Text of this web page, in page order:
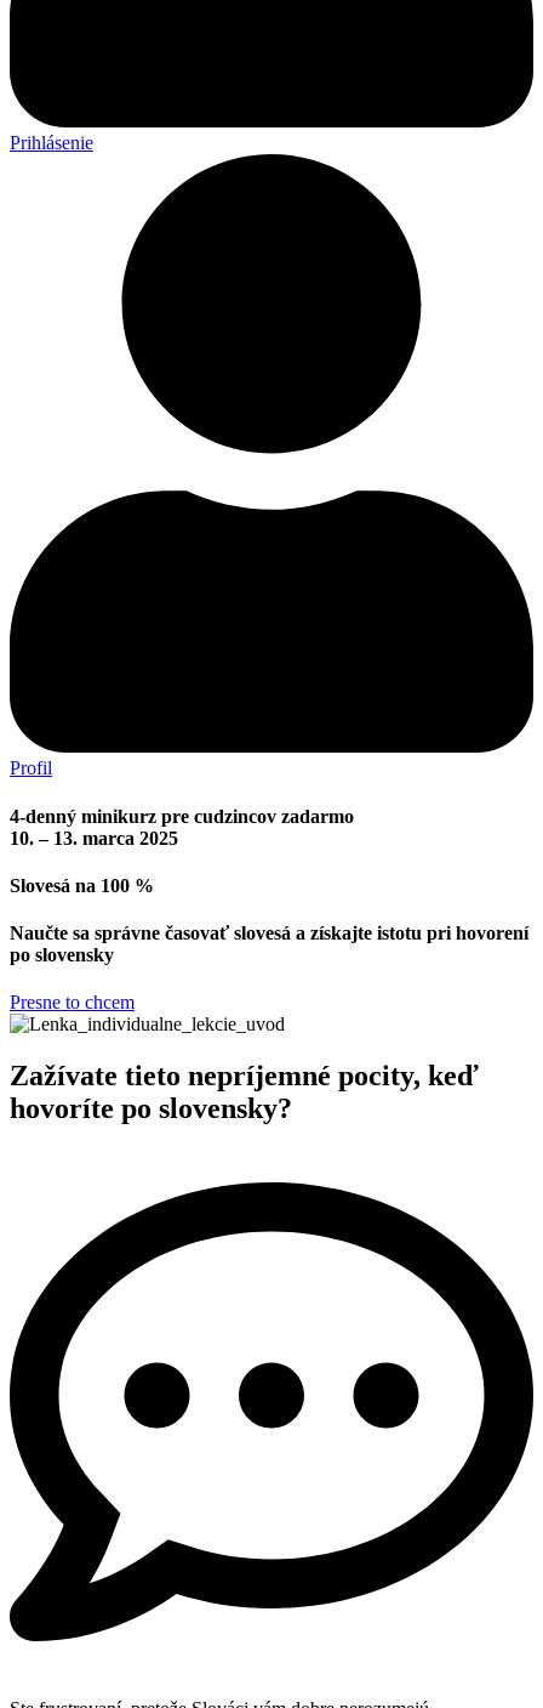
Prihlásenie
Profil
4-denný minikurz pre cudzincov zadarmo
10. – 13. marca 2025
Slovesá na 100 %
Naučte sa správne časovať slovesá a získajte istotu pri hovorení
po slovensky
Presne to chcem
Zažívate tieto nepríjemné pocity, keď
hovoríte po slovensky?